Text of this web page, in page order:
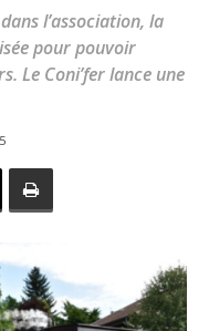
l’association, la
pour pouvoir
Le Coni’fer lance une